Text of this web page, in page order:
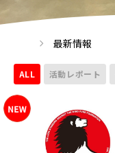
最新情報
ALL 活動レポート